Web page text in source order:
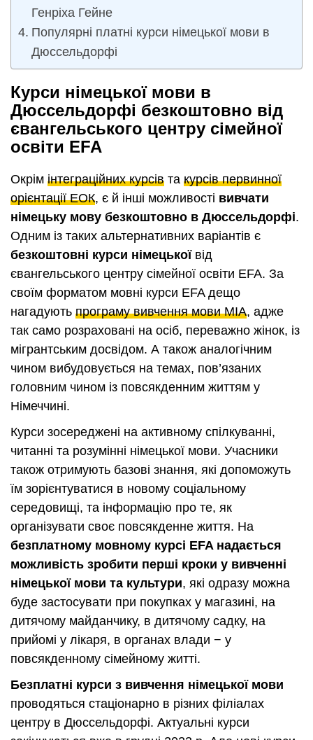
Генріха Гейне
Популярні платні курси німецької мови в
Дюссельдорфі
Курси німецької мови в
Дюссельдорфі безкоштовно від
євангельського центру сімейної
освіти EFA
Окрім інтеграційних курсів та курсів первинної
орієнтації ЕОК, є й інші можливості вивчати
німецьку мову безкоштовно в Дюссельдорфі.
Одним із таких альтернативних варіантів є
безкоштовні курси німецькоївід
євангельського центру сімейної освіти EFA. За
своїм форматом мовні курси EFA дещо
нагадують програму вивчення мови МІА, адже
так само розраховані на осіб, переважно жінок, із
мігрантським досвідом. А також аналогічним
чином вибудовується на темах, пов’язаних
головним чином із повсякденним життям у
Німеччині.
Курси зосереджені на активному спілкуванні,
читанні та розумінні німецької мови. Учасники
також отримують базові знання, які допоможуть
їм зорієнтуватися в новому соціальному
середовищі, та інформацію про те, як
організувати своє повсякденне життя. На
безплатному мовному курсі EFA надається
можливість зробити перші кроки у вивченні
німецької мови та культури, які одразу можна
буде застосувати при покупках у магазині, на
дитячому майданчику, в дитячому садку, на
прийомі у лікаря, в органах влади − у
повсякденному сімейному житті.
Безплатні курси з вивчення німецької мови
проводяться стаціонарно в різних філіалах
центру в Дюссельдорфі. Актуальні курси